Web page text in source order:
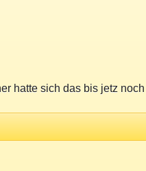
hatte sich das bis jetz